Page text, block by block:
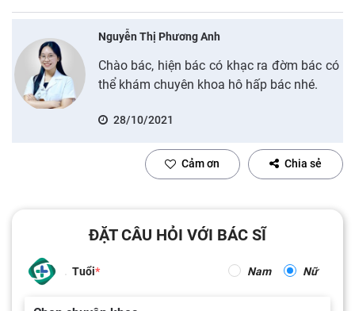
Nguyễn Thị Phương Anh
Chào bác, hiện bác có khạc ra đờm bác có
thể khám chuyên khoa hô hấp bác nhé.
28/10/2021
Cảm ơn Chia sẻ
ĐẶT CÂU HỎI VỚI BÁC SĨ
Tuổi Nam Nữ